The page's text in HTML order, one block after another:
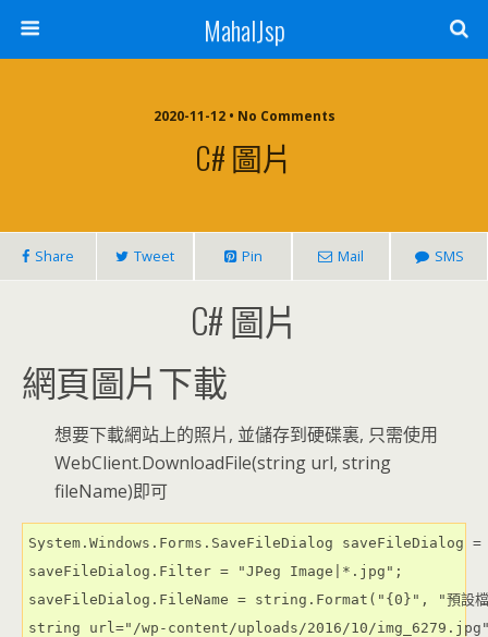
MahalJsp
2020-11-12 • No Comments
C# 圖片
Share Tweet Pin Mail SMS
C# 圖片
網頁圖片下載
想要下載網站上的照片, 並儲存到硬碟裏, 只需使用
WebClient.DownloadFile(string url, string
fileName)即可
System.Windows.Forms.SaveFileDialog saveFileDialog
saveFileDialog.Filter = "JPeg Image|*.jpg";
saveFileDialog.FileName = string.Format("{0}", "預設
string url="/wp-content/uploads/2016/10/